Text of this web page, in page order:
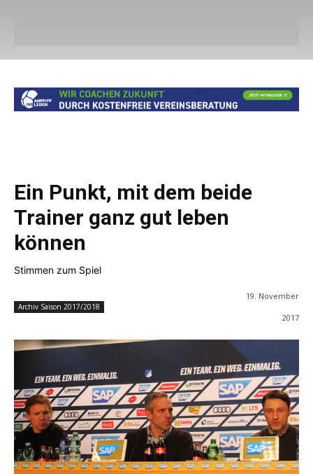
Ein Punkt, mit dem beide
Trainer ganz gut leben
können
Stimmen zum Spiel
Archiv Saison 2017/2018
19. November
2017